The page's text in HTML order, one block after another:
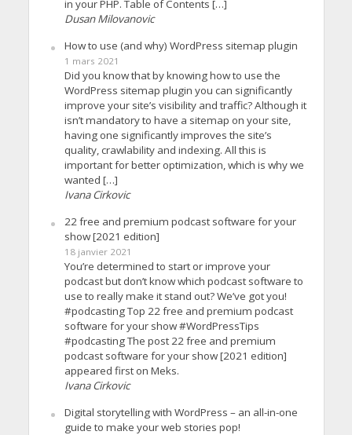
in your PHP. Table of Contents […]
Dusan Milovanovic
How to use (and why) WordPress sitemap plugin
1 mars 2021
Did you know that by knowing how to use the
WordPress sitemap plugin you can significantly
improve your site’s visibility and traffic? Although it
isn’t mandatory to have a sitemap on your site,
having one significantly improves the site’s
quality, crawlability and indexing. All this is
important for better optimization, which is why we
wanted […]
Ivana Cirkovic
22 free and premium podcast software for your
show [2021 edition]
18 janvier 2021
You’re determined to start or improve your
podcast but don’t know which podcast software to
use to really make it stand out? We’ve got you!
#podcasting Top 22 free and premium podcast
software for your show #WordPressTips
#podcasting The post 22 free and premium
podcast software for your show [2021 edition]
appeared first on Meks.
Ivana Cirkovic
Digital storytelling with WordPress – an all-in-one
guide to make your web stories pop!